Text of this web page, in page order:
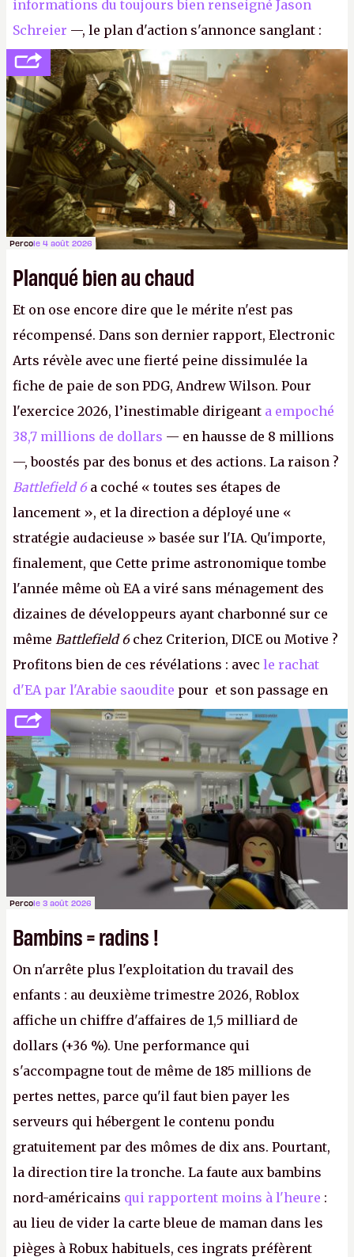
informations du toujours bien renseigné Jason
Schreier —, le plan d'action s'annonce sanglant :
réductions de coûts drastiques, fermetures de
studios et licenciements massifs. En gros, essorer
FCetBattlefield, puis virer le reste.P.
Percole 4 août 2026
Planqué bien au chaud
Et on ose encore dire que le mérite n'est pas
récompensé. Dans son dernier rapport, Electronic
Arts révèle avec une fierté peine dissimulée la
fiche de paie de son PDG, Andrew Wilson. Pour
l'exercice 2026, l’inestimable dirigeant a empoché
38,7 millions de dollars — en hausse de 8 millions
—, boostés par des bonus et des actions. La raison ?
Battlefield 6 a coché « toutes ses étapes de
lancement », et la direction a déployé une «
stratégie audacieuse » basée sur l'IA. Qu'importe,
finalement, que Cette prime astronomique tombe
l'année même où EA a viré sans ménagement des
dizaines de développeurs ayant charbonné sur ce
même Battlefield 6chez Criterion, DICE ou Motive ?
Profitons bien de ces révélations : avec le rachat
d'EA par l'Arabie saoudite pour et son passage en
société privée, l'éditeur n'aura bientôt plus
l'obligation de publier ses bilans. Encore une
victoire pour la transparence.P.
Percole 3 août 2026
Bambins = radins !
On n'arrête plus l'exploitation du travail des
enfants : au deuxième trimestre 2026, Roblox
affiche un chiffre d'affaires de 1,5 milliard de
dollars (+36 %). Une performance qui
s'accompagne tout de même de 185 millions de
pertes nettes, parce qu'il faut bien payer les
serveurs qui hébergent le contenu pondu
gratuitement par des mômes de dix ans. Pourtant,
la direction tire la tronche. La faute aux bambins
nord-américains qui rapportent moins à l'heure :
au lieu de vider la carte bleue de maman dans les
pièges à Robux habituels, ces ingrats préfèrent